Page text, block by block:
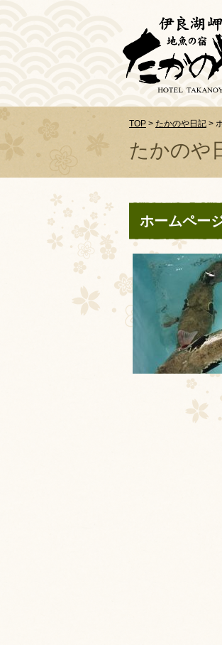
TOP > たかのや日記 >
たかのや
ホームペー